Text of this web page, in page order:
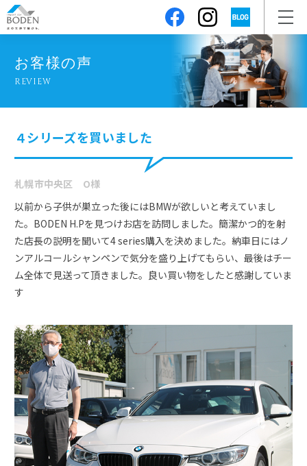
お客様の声
REVIEW
４シリーズを買いました
札幌市中央区 O様
以前から子供が巣立った後にはBMWが欲しいと考えていまし
た。BODEN H.Pを見つけお店を訪問しました。簡潔かつ的を射
た店長の説明を聞いて4 series購入を決めました。納車日にはノ
ンアルコールシャンペンで気分を盛り上げてもらい、最後はチー
ム全体で見送って頂きました。良い買い物をしたと感謝していま
す